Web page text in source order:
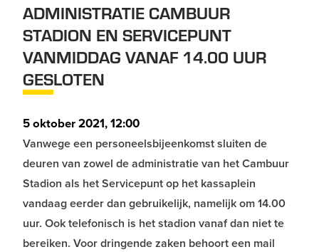
ADMINISTRATIE CAMBUUR
STADION EN SERVICEPUNT
VANMIDDAG VANAF 14.00 UUR
GESLOTEN
5 oktober 2021, 12:00
Vanwege een personeelsbijeenkomst sluiten de
deuren van zowel de administratie van het Cambuur
Stadion als het Servicepunt op het kassaplein
vandaag eerder dan gebruikelijk, namelijk om 14.00
uur. Ook telefonisch is het stadion vanaf dan niet te
bereiken. Voor dringende zaken behoort een mail